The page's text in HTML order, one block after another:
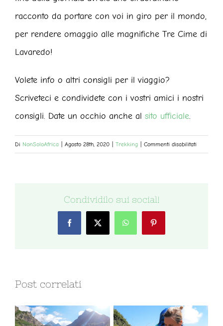
racconto da portare con voi in giro per il mondo,
per rendere omaggio alle magnifiche Tre Cime di
Lavaredo!
Volete info o altri consigli per il viaggio?
Scriveteci e condividete con i vostri amici i nostri
consigli. Date un occhio anche al sito ufficiale.
Di NonSoloAfrica Agosto 28th, 2020 Trekking Commenti disabilitati
Condividilo sui social!
FacebookX WhatsAppPinterest
Post correlati